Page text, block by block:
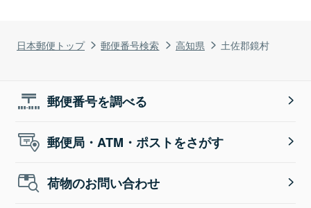
日本郵便トップ 郵便番号検索 高知県 土佐郡鏡村
郵便番号を調べる
郵便局・ATM・ポストをさがす
荷物のお問い合わせ